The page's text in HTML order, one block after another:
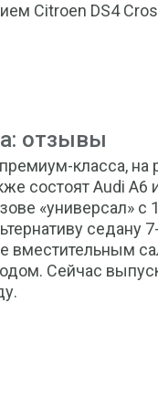
Citroen DS4
отзывы
класса, на
состоят Audi
«универсал»
седану
вместительным
Сейчас